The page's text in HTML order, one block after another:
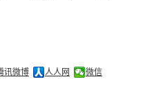
讯微博 人人网 微信